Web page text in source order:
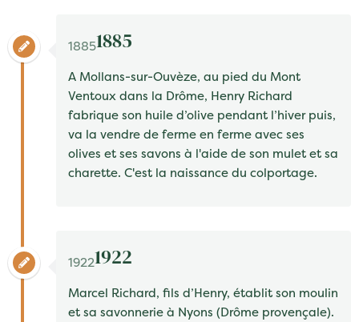
18851885
A Mollans-sur-Ouvèze, au pied du Mont
Ventoux dans la Drôme, Henry Richard
fabrique son huile d’olive pendant l’hiver puis,
va la vendre de ferme en ferme avec ses
olives et ses savons à l'aide de son mulet et sa
charette. C'est la naissance du colportage.
19221922
Marcel Richard, fils d’Henry, établit son moulin
et sa savonnerie à Nyons (Drôme provençale).